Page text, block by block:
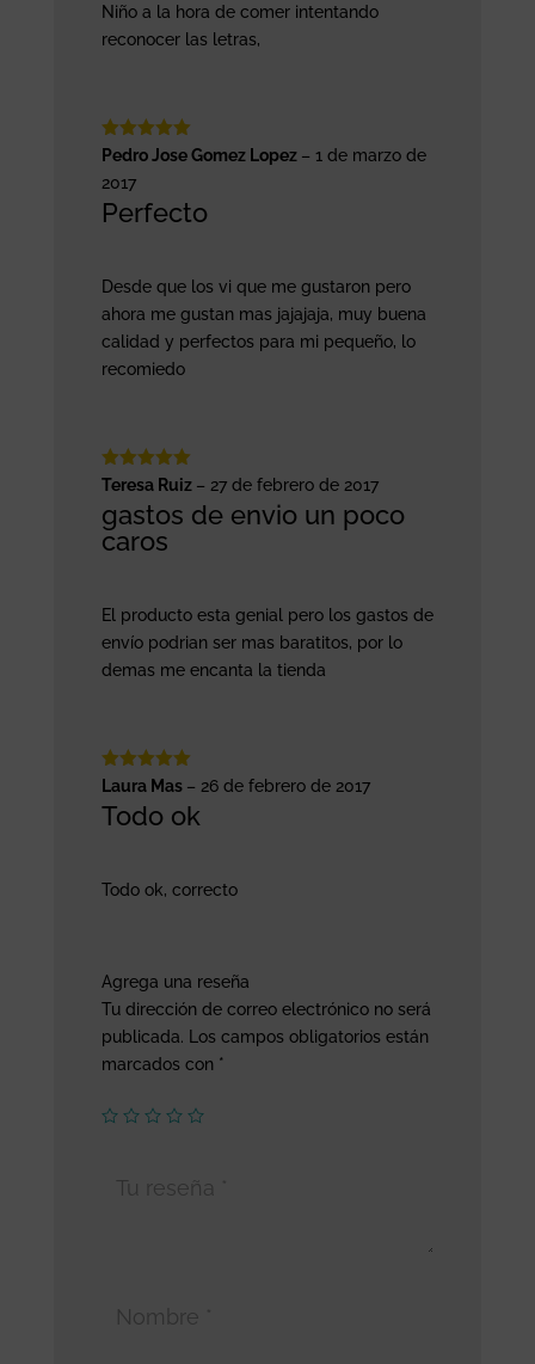
Niño a la hora de comer intentando
reconocer las letras,
Valorado
Pedro Jose Gomez Lopez – 1 de marzo de
2017
Perfecto
Desde que los vi que me gustaron pero
ahora me gustan mas jajajaja, muy buena
calidad y perfectos para mi pequeño, lo
recomiedo
Valorado
Teresa Ruiz – 27 de febrero de 2017
gastos de envio un poco
caros
El producto esta genial pero los gastos de
envío podrian ser mas baratitos, por lo
demas me encanta la tienda
Valorado
Laura Mas – 26 de febrero de 2017
Todo ok
Todo ok, correcto
Agrega una reseña
Tu dirección de correo electrónico no será
publicada.
Los campos obligatorios están
marcados con *